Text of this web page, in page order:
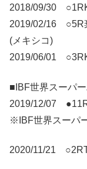
2018/09/30
2019/02/16 ○5R
(メキシコ)
2019/06/01
■IBF世界スーパ
2019/12/07
※IBF世界スーパ
2020/11/21